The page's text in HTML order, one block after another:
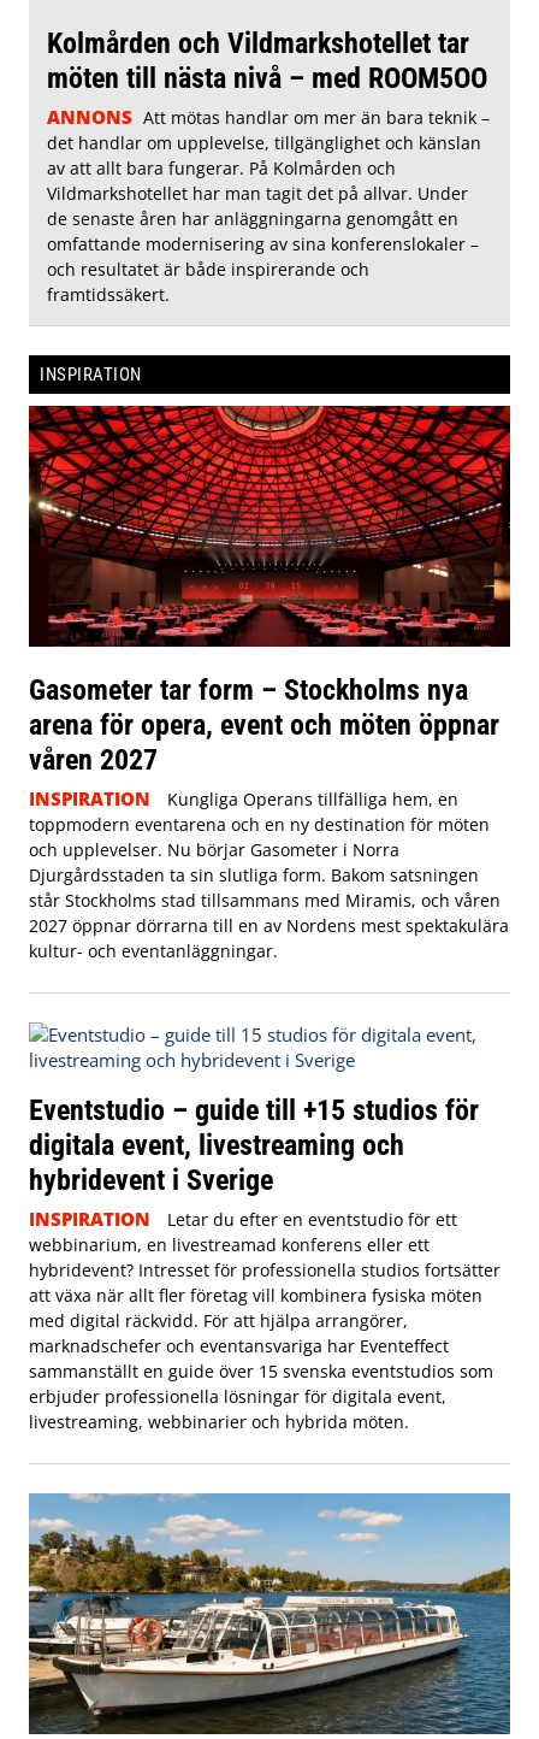
Kolmården och Vildmarkshotellet tar
möten till nästa nivå – med ROOM5OO
ANNONS Att mötas handlar om mer än bara teknik –
det handlar om upplevelse, tillgänglighet och känslan
av att allt bara fungerar. På Kolmården och
Vildmarkshotellet har man tagit det på allvar. Under
de senaste åren har anläggningarna genomgått en
omfattande modernisering av sina konferenslokaler –
och resultatet är både inspirerande och
framtidssäkert.
INSPIRATION
Gasometer tar form – Stockholms nya
arena för opera, event och möten öppnar
våren 2027
INSPIRATION
Kungliga Operans tillfälliga hem, en
toppmodern eventarena och en ny destination för möten
och upplevelser. Nu börjar Gasometer i Norra
Djurgårdsstaden ta sin slutliga form. Bakom satsningen
står Stockholms stad tillsammans med Miramis, och våren
2027 öppnar dörrarna till en av Nordens mest spektakulära
kultur- och eventanläggningar.
Eventstudio – guide till +15 studios för
digitala event, livestreaming och
hybridevent i Sverige
INSPIRATION
Letar du efter en eventstudio för ett
webbinarium, en livestreamad konferens eller ett
hybridevent? Intresset för professionella studios fortsätter
att växa när allt fler företag vill kombinera fysiska möten
med digital räckvidd. För att hjälpa arrangörer,
marknadschefer och eventansvariga har Eventeffect
sammanställt en guide över 15 svenska eventstudios som
erbjuder professionella lösningar för digitala event,
livestreaming, webbinarier och hybrida möten.